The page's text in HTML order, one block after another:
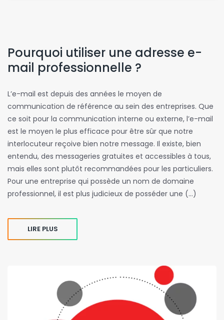
Pourquoi utiliser une adresse e-
mail professionnelle ?
L’e-mail est depuis des années le moyen de
communication de référence au sein des entreprises. Que
ce soit pour la communication interne ou externe, l’e-mail
est le moyen le plus efficace pour être sûr que notre
interlocuteur reçoive bien notre message. Il existe, bien
entendu, des messageries gratuites et accessibles à tous,
mais elles sont plutôt recommandées pour les particuliers.
Pour une entreprise qui possède un nom de domaine
professionnel, il est plus judicieux de posséder une (…)
LIRE PLUS